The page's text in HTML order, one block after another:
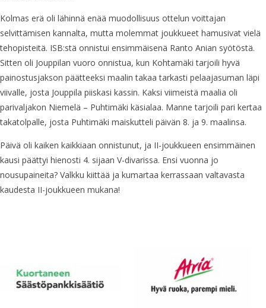
Kolmas erä oli lähinnä enää muodollisuus ottelun voittajan
selvittämisen kannalta, mutta molemmat joukkueet hamusivat vielä
tehopisteitä. ISB:stä onnistui ensimmäisenä Ranto Anian syötöstä.
Sitten oli Jouppilan vuoro onnistua, kun Kohtamäki tarjoili hyvä
painostusjakson päätteeksi maalin takaa tarkasti pelaajasuman läpi
viivalle, josta Jouppila piiskasi kassin. Kaksi viimeistä maalia oli
parivaljakon Niemelä – Puhtimäki käsialaa. Manne tarjoili pari kertaa
takatolpalle, josta Puhtimäki maiskutteli päivän 8. ja 9. maalinsa.
Päivä oli kaiken kaikkiaan onnistunut, ja II-joukkueen ensimmäinen
kausi päättyi hienosti 4. sijaan V-divarissa. Ensi vuonna jo
nousupaineita? Valkku kiittää ja kumartaa kerrassaan valtavasta
kaudesta II-joukkueen mukana!